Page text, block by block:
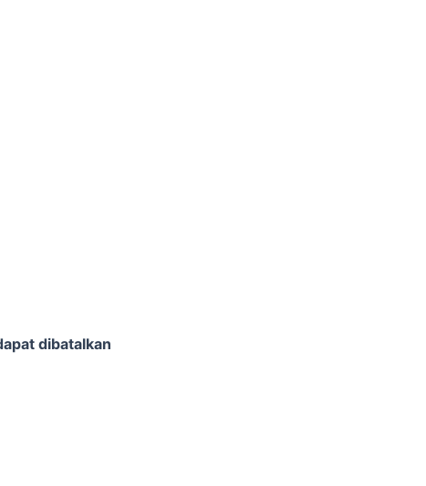
dibatalkan